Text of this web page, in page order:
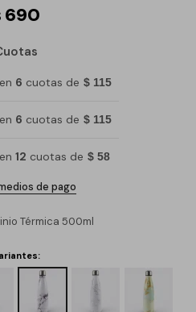
690
6 cuotas de $ 115
6 cuotas de $ 115
12 cuotas de $ 58
de pago
Térmica 500ml